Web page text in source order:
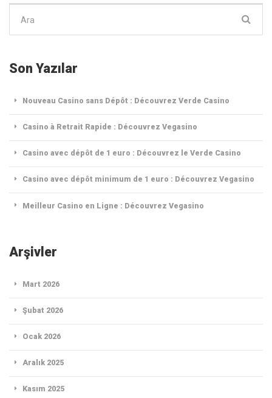
ara:
Son Yazılar
Nouveau Casino sans Dépôt : Découvrez Verde Casino
Casino à Retrait Rapide : Découvrez Vegasino
Casino avec dépôt de 1 euro : Découvrez le Verde Casino
Casino avec dépôt minimum de 1 euro : Découvrez Vegasino
Meilleur Casino en Ligne : Découvrez Vegasino
Arşivler
Mart 2026
Şubat 2026
Ocak 2026
Aralık 2025
Kasım 2025